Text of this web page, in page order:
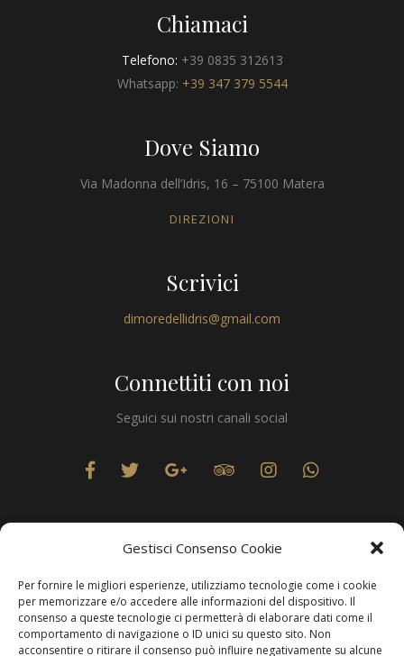
Gestisci Consenso Cookie
Per fornire le migliori esperienze, utilizziamo tecnologie come i cookie
per memorizzare e/o accedere alle informazioni del dispositivo. Il
consenso a queste tecnologie ci permetterà di elaborare dati come il
comportamento di navigazione o ID unici su questo sito. Non
acconsentire o ritirare il consenso può influire negativamente su alcune
Chiamaci
Telefono: +39 0835 312613
Whatsapp: +39 347 379 5544
Dove Siamo
Via Madonna dell’Idris, 16 – 75100 Matera
DIREZIONI
Scrivici
dimoredellidris@gmail.com
Connettiti con noi
Seguici sui nostri canali social
Privacy